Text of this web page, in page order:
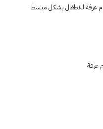
عرفة للاطفال بشكل مبسط
عرفة